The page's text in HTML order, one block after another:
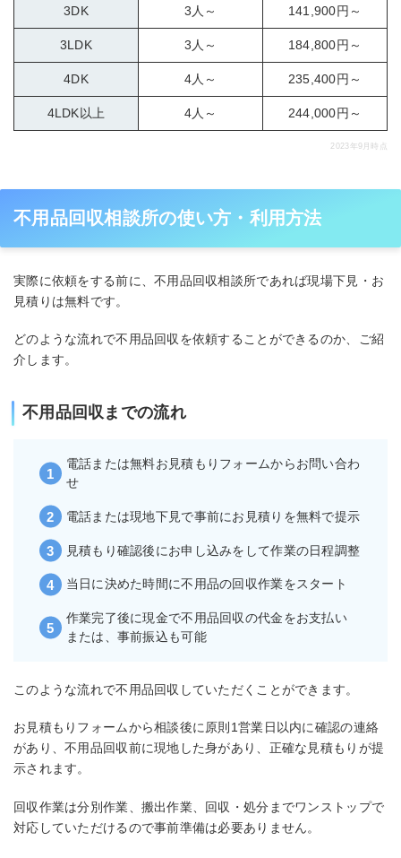
3DK 3人～ 141,900円～
3LDK 3人～ 184,800円～
4DK 4人～ 235,400円～
4LDK以上 4人～ 244,000円～
2023年9月時点
不用品回収相談所の使い方・利用方法
実際に依頼をする前に、不用品回収相談所であれば現場下見・お
見積りは無料です。
どのような流れで不用品回収を依頼することができるのか、ご紹
介します。
不用品回収までの流れ
電話または無料お見積もりフォームからお問い合わ
せ
電話または現地下見で事前にお見積りを無料で提示
見積もり確認後にお申し込みをして作業の日程調整
当日に決めた時間に不用品の回収作業をスタート
作業完了後に現金で不用品回収の代金をお支払い
または、事前振込も可能
このような流れで不用品回収していただくことができます。
お見積もりフォームから相談後に原則1営業日以内に確認の連絡
があり、不用品回収前に現地した身があり、正確な見積もりが提
示されます。
回収作業は分別作業、搬出作業、回収・処分までワンストップで
対応していただけるので事前準備は必要ありません。